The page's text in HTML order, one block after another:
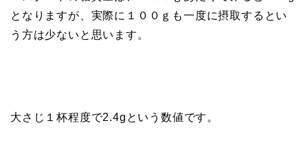
となりますが、実際に１００ｇも一度に摂取するとい
う方は少ないと思います。
大さじ１杯程度で2.4gという数値です。